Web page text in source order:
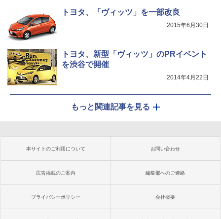
トヨタ、「ヴィッツ」を一部改良
2015年6月30日
トヨタ、新型「ヴィッツ」のPRイベント
を渋谷で開催
2014年4月22日
もっと関連記事を見る
本サイトのご利用について お問い合わせ
広告掲載のご案内 編集部へのご連絡
プライバシーポリシー 会社概要